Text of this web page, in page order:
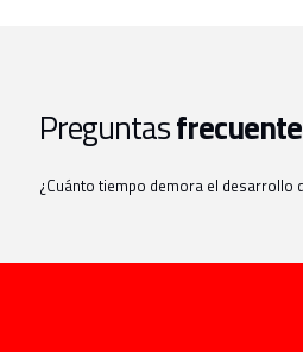
Preguntas
¿Cuánto tiempo demora el desarrollo